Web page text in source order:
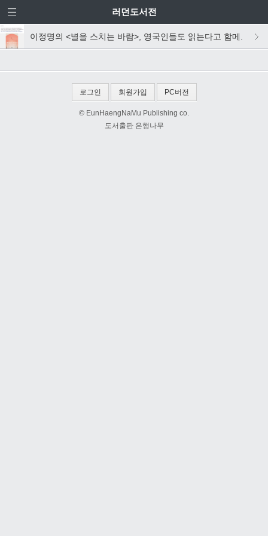
러던도서전
이정명의 <별을 스치는 바람>, 영국인들도 읽는다고 함메.
로그인 회원가입 PC버전
© EunHaengNaMu Publishing co.
도서출판 은행나무